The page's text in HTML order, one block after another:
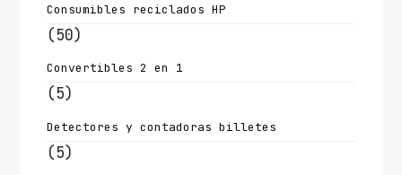
Consumibles reciclados HP
(50)
Convertibles 2 en 1
(5)
Detectores y contadoras billetes
(5)